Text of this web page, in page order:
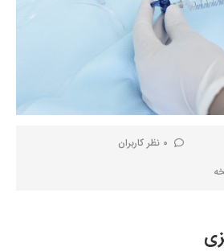
0 نظر کاربران